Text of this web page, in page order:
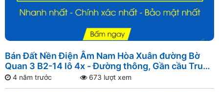
Bán Đất Nền Điện Âm Nam Hòa Xuân đường Bờ
Quan 3 B2-14 lô 4x - Đường thông, Gần cầu Trung
Lương, Gần đường Nguyễn Phước Lan, Gần sông
Đô Tỏa
4 năm trước 673 lượt xem